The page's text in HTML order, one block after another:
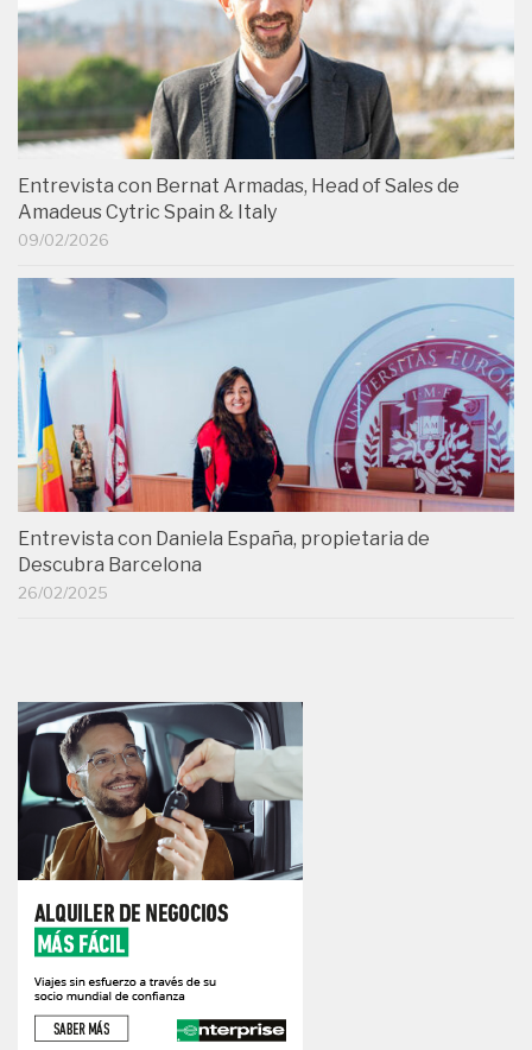
Entrevista con Bernat Armadas, Head of Sales de
Amadeus Cytric Spain & Italy
09/02/2026
Entrevista con Daniela España, propietaria de
Descubra Barcelona
26/02/2025